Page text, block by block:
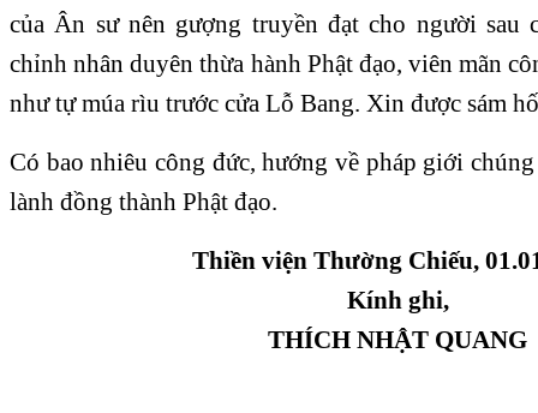
của Ân sư nên gượng truyền đạt cho người sau
chỉnh nhân duyên thừa hành Phật đạo, viên mãn
như tự múa rìu trước cửa Lỗ Bang. Xin được sám
Có bao nhiêu công đức, hướng về pháp giới
lành đồng thành Phật đạo.
Thiền viện Thường Chiếu,
Kính ghi,
THÍCH NHẬT QUANG